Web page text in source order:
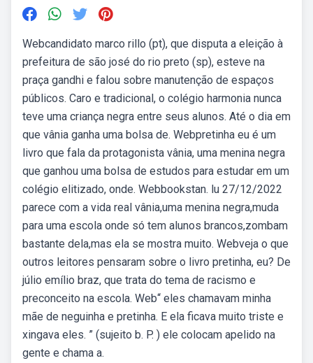
Webcandidato marco rillo (pt), que disputa a eleição à
prefeitura de são josé do rio preto (sp), esteve na
praça gandhi e falou sobre manutenção de espaços
públicos. Caro e tradicional, o colégio harmonia nunca
teve uma criança negra entre seus alunos. Até o dia em
que vânia ganha uma bolsa de. Webpretinha eu é um
livro que fala da protagonista vânia, uma menina negra
que ganhou uma bolsa de estudos para estudar em um
colégio elitizado, onde. Webbookstan. lu 27/12/2022
parece com a vida real vânia,uma menina negra,muda
para uma escola onde só tem alunos brancos,zombam
bastante dela,mas ela se mostra muito. Webveja o que
outros leitores pensaram sobre o livro pretinha, eu? De
júlio emílio braz, que trata do tema de racismo e
preconceito na escola. Web“ eles chamavam minha
mãe de neguinha e pretinha. E ela ficava muito triste e
xingava eles. ” (sujeito b. P. ) ele colocam apelido na
gente e chama a.